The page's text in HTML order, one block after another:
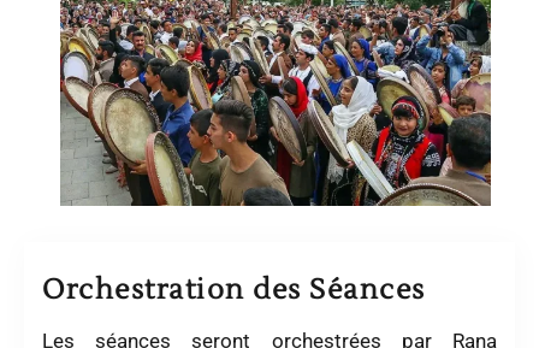
Orchestration des Séances
Les séances seront orchestrées par Rana